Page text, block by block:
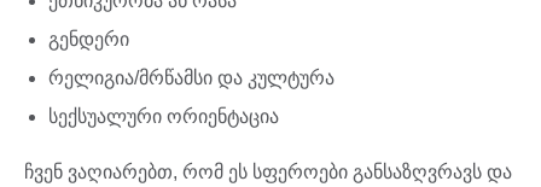
გენდერი
რელიგია/მრწამსი და კულტურა
სექსუალური ორიენტაცია
ჩვენ ვაღიარებთ, რომ ეს სფეროები განსაზღვრავს და